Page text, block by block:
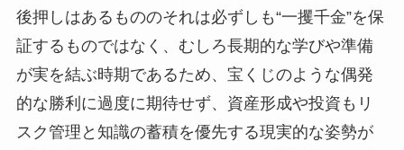
後押しはあるもののそれは必ずしも“一攫千金”を保
証するものではなく、むしろ長期的な学びや準備
が実を結ぶ時期であるため、宝くじのような偶発
的な勝利に過度に期待せず、資産形成や投資もリ
スク管理と知識の蓄積を優先する現実的な姿勢が